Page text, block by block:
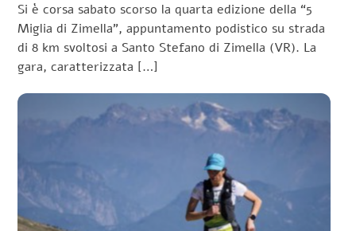
Si è corsa sabato scorso la quarta edizione della “5
Miglia di Zimella”, appuntamento podistico su strada
di 8 km svoltosi a Santo Stefano di Zimella (VR). La
gara, caratterizzata […]